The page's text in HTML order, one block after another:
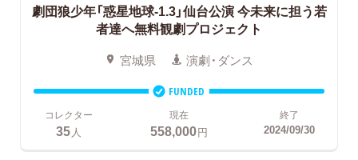
劇団狼少年「惑星地球-1.3」仙台公演今未来に担う若
者達へ無料観劇プロジェクト
宮城県 演劇・ダンス
FUNDED
コレクター
35人
現在
558,000円
終了
2024/09/30